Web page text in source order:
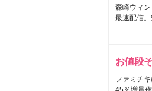
森崎ウィ
最速配信。
お値段
ファミチ